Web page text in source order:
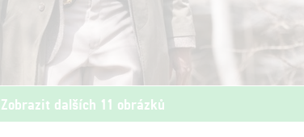
Zobrazit dalších 11 obrázků